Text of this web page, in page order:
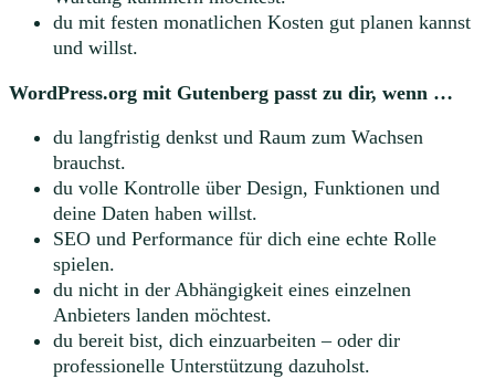
du mit festen monatlichen Kosten gut planen kannst
und willst.
WordPress.org mit Gutenberg passt zu dir, wenn …
du langfristig denkst und Raum zum Wachsen
brauchst.
du volle Kontrolle über Design, Funktionen und
deine Daten haben willst.
SEO und Performance für dich eine echte Rolle
spielen.
du nicht in der Abhängigkeit eines einzelnen
Anbieters landen möchtest.
du bereit bist, dich einzuarbeiten – oder dir
professionelle Unterstützung dazuholst.